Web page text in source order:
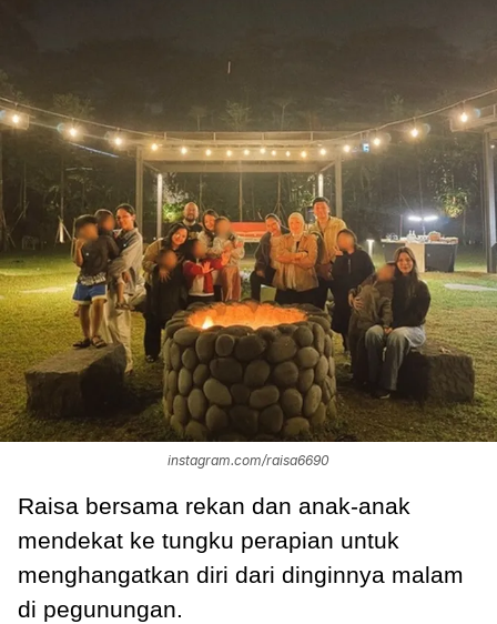
instagram.com/raisa6690
Raisa bersama rekan dan anak-anak
mendekat ke tungku perapian untuk
menghangatkan diri dari dinginnya malam
di pegunungan.